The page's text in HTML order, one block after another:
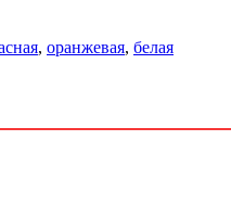
, оранжевая, белая